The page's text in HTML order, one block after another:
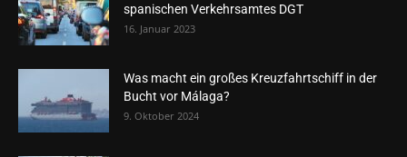
spanischen Verkehrsamtes DGT
16. Januar 2023
Was macht ein großes Kreuzfahrtschiff in der
Bucht vor Málaga?
9. Oktober 2024